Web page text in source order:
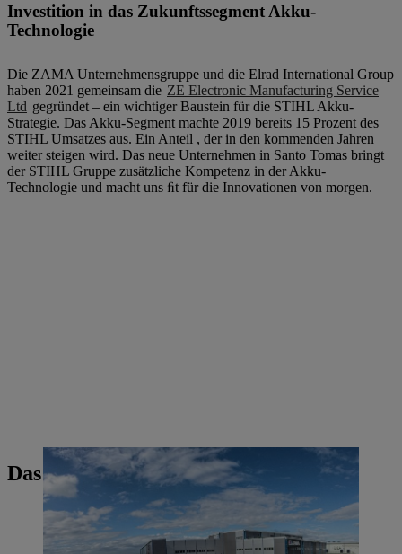
Investition in das Zukunftssegment Akku-
Technologie
Die ZAMA Unternehmensgruppe und die Elrad International Group
haben 2021 gemeinsam die ZE Electronic Manufacturing Service
Ltd gegründet – ein wichtiger Baustein für die STIHL Akku-
Strategie. Das Akku-Segment machte 2019 bereits 15 Prozent des
STIHL Umsatzes aus. Ein Anteil , der in den kommenden Jahren
weiter steigen wird. Das neue Unternehmen in Santo Tomas bringt
der STIHL Gruppe zusätzliche Kompetenz in der Akku-
Technologie und macht uns ﬁt für die Innovationen von morgen.
Das könnte Sie auch interessieren